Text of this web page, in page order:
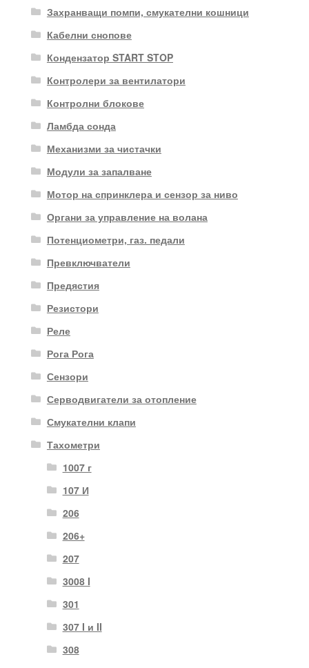
Захранващи помпи, смукателни кошници
Кабелни снопове
Кондензатор START STOP
Контролери за вентилатори
Контролни блокове
Ламбда сонда
Механизми за чистачки
Модули за запалване
Мотор на спринклера и сензор за ниво
Органи за управление на волана
Потенциометри, газ. педали
Превключватели
Предястия
Резистори
Реле
Рога Рога
Сензори
Серводвигатели за отопление
Смукателни клапи
Тахометри
1007 г
107 И
206
206+
207
3008 I
301
307 I и II
308